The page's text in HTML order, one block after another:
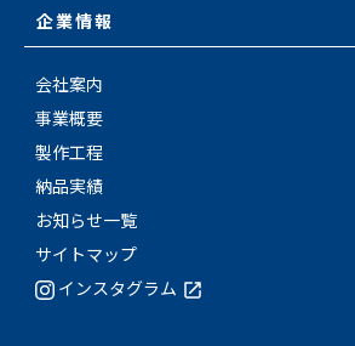
企業情報
会社案内
事業概要
製作工程
納品実績
お知らせ一覧
サイトマップ
インスタグラム